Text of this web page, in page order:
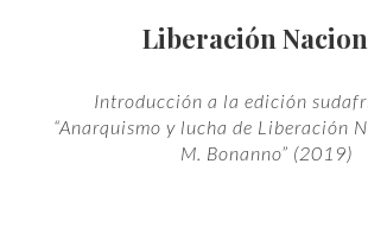
Liberación
Introducción a la edición
“Anarquismo y lucha de Liberación
M. Bonanno” (2019)